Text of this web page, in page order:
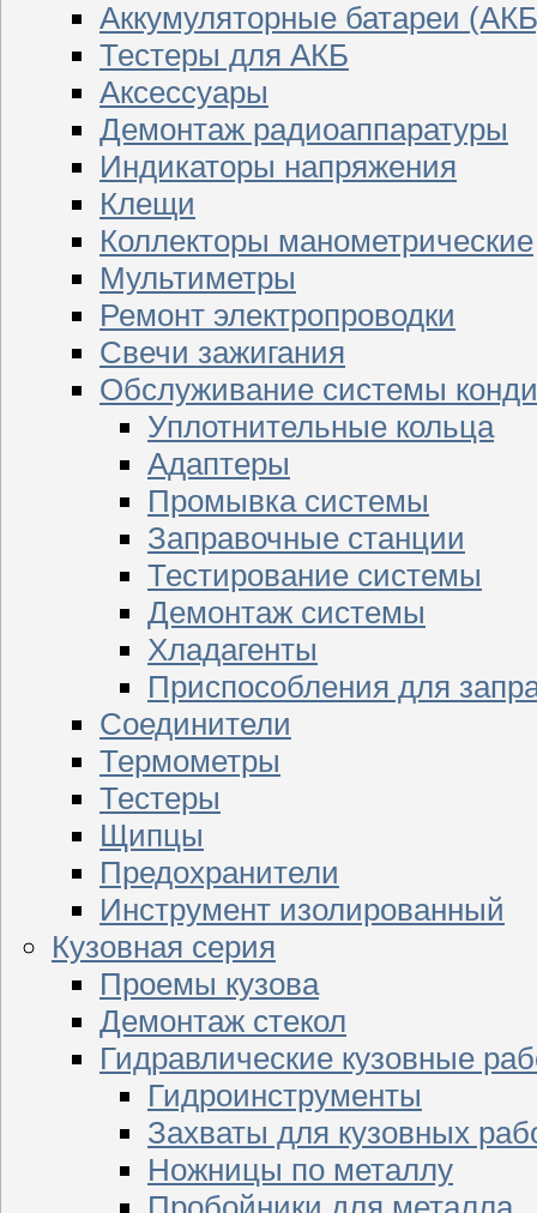
Аккумуляторные батареи
Тестеры для АКБ
Аксессуары
Демонтаж радиоаппаратуры
Индикаторы напряжения
Клещи
Коллекторы манометрические
Мультиметры
Ремонт электропроводки
Свечи зажигания
Обслуживание системы
Уплотнительные кольца
Адаптеры
Промывка системы
Заправочные станции
Тестирование системы
Демонтаж системы
Хладагенты
Приспособления для
Соединители
Термометры
Тестеры
Щипцы
Предохранители
Инструмент изолированный
Кузовная серия
Проемы кузова
Демонтаж стекол
Гидравлические кузовные
Гидроинструменты
Захваты для кузовных
Ножницы по металлу